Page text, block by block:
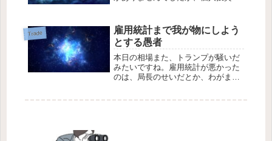
し上げました。おかげで、今日も大
勝利。気づいてみれば、12/21を除い
て、12/...
Trade
雇用統計まで我が物にしよう
とする愚者
本日の相場また、トランプが騒いだ
みたいですね。雇用統計が悪かった
のは、局長のせいだとか、わがまま